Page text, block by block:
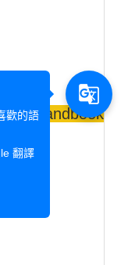
Handbook
歡的語
翻譯
g_translate